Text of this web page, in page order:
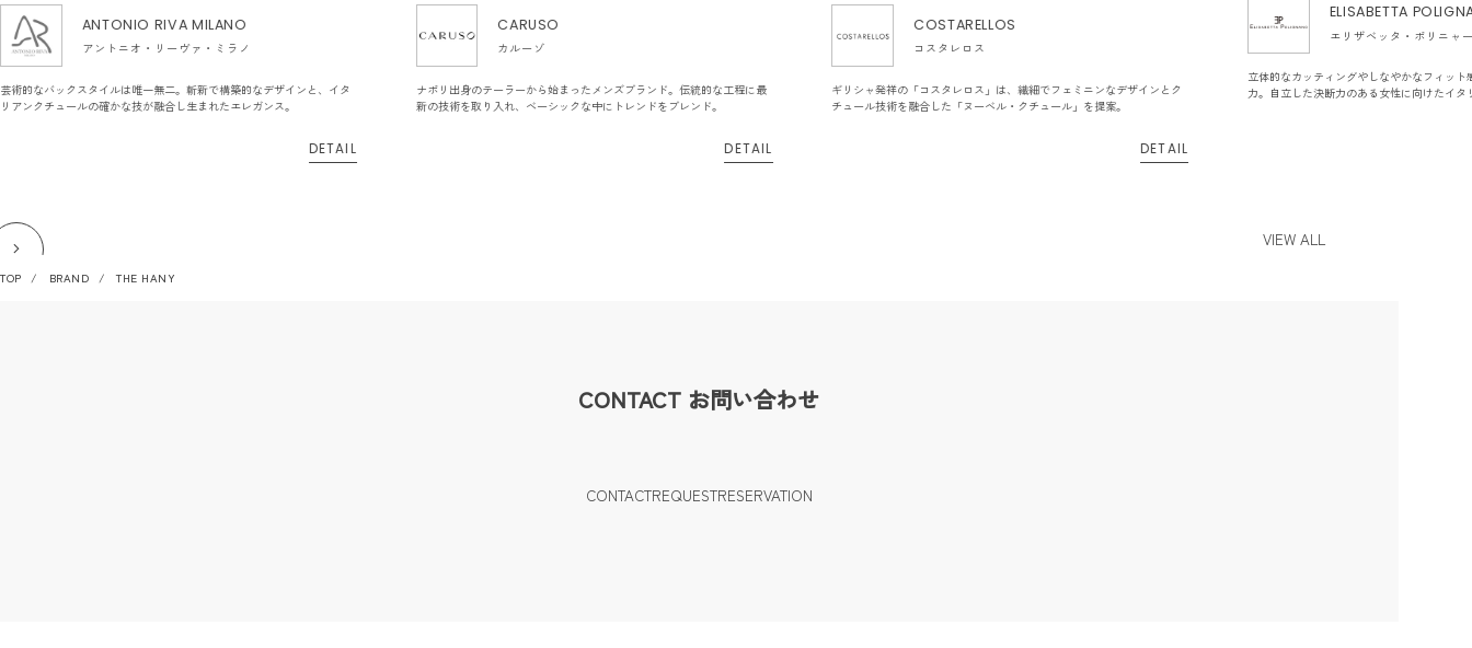
ANTONIO RIVA MILANO
アントニオ・リーヴァ・ミラノ
芸術的なバックスタイルは唯一無二。斬新で構築的なデザインと、イタ
リアンクチュールの確かな技が融合し生まれたエレガンス。
DETAIL
CARUSO
カルーゾ
ナポリ出身のテーラーから始まったメンズブランド。伝統的な工程に最
新の技術を取り入れ、ベーシックな中にトレンドをブレンド。
DETAIL
COSTARELLOS
コスタレロス
ギリシャ発祥の「コスタレロス」は、繊細でフェミニンなデザインとク
チュール技術を融合した「ヌーベル・クチュール」を提案。
DETAIL
ELISABETTA
エリザベッタ・ポリニャ
立体的なカッティングやしなやかなフィッ
力。自立した決断力のある女性に向けたイ
VIEW ALL
TOP BRAND THE HANY
CONTACT お問い合わせ
CONTACTREQUESTRESERVATION